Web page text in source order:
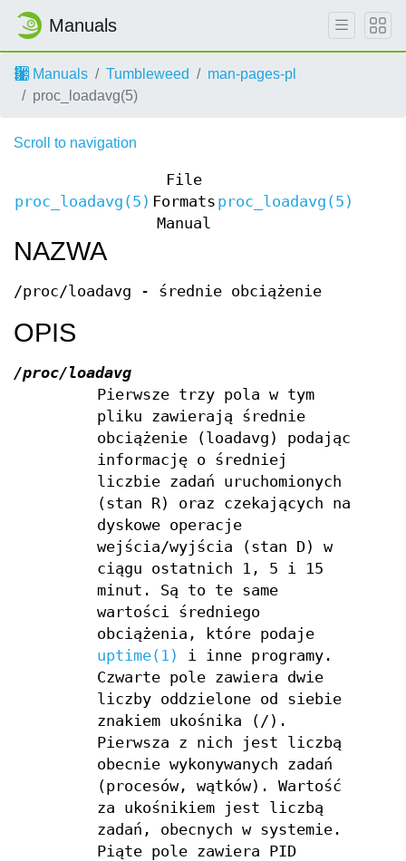
Manuals
Manuals Tumbleweed
man-pages-pl
proc_loadavg(5)
Scroll to navigation
proc_loadavg(5)
File
Formats
Manual
proc_loadavg(5)
NAZWA
/proc/loadavg - średnie obciążenie
OPIS
/proc/loadavg
Pierwsze trzy pola w tym
pliku zawierają średnie
obciążenie (loadavg) podając
informację o średniej
liczbie zadań uruchomionych
(stan R) oraz czekających na
dyskowe operacje
wejścia/wyjścia (stan D) w
ciągu ostatnich 1, 5 i 15
minut. Są to te same
wartości średniego
obciążenia, które podaje
uptime(1)
i inne programy.
Czwarte pole zawiera dwie
liczby oddzielone od siebie
znakiem ukośnika (/).
Pierwsza z nich jest liczbą
obecnie wykonywanych zadań
(procesów, wątków). Wartość
za ukośnikiem jest liczbą
zadań, obecnych w systemie.
Piąte pole zawiera PID